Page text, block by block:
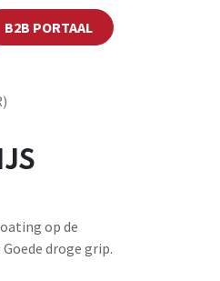
B2B PORTAAL
op de
droge grip.